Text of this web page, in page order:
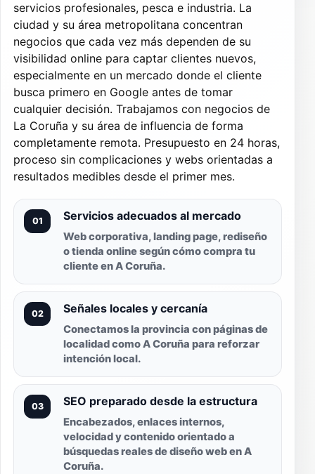
servicios profesionales, pesca e industria. La
ciudad y su área metropolitana concentran
negocios que cada vez más dependen de su
visibilidad online para captar clientes nuevos,
especialmente en un mercado donde el cliente
busca primero en Google antes de tomar
cualquier decisión. Trabajamos con negocios de
La Coruña y su área de influencia de forma
completamente remota. Presupuesto en 24 horas,
proceso sin complicaciones y webs orientadas a
resultados medibles desde el primer mes.
01 Servicios adecuados al mercado
Web corporativa, landing page, rediseño
o tienda online según cómo compra tu
cliente en A Coruña.
02 Señales locales y cercanía
Conectamos la provincia con páginas de
localidad como A Coruña para reforzar
intención local.
03 SEO preparado desde la estructura
Encabezados, enlaces internos,
velocidad y contenido orientado a
búsquedas reales de diseño web en A
Coruña.